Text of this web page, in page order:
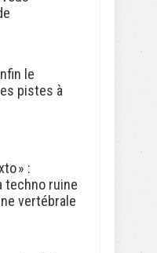
le
pistes à
» :
techno ruine
vertébrale